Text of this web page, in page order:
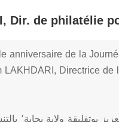
Dir. de philatélie
anniversaire de la
LAKHDARI, Directrice de
السيد